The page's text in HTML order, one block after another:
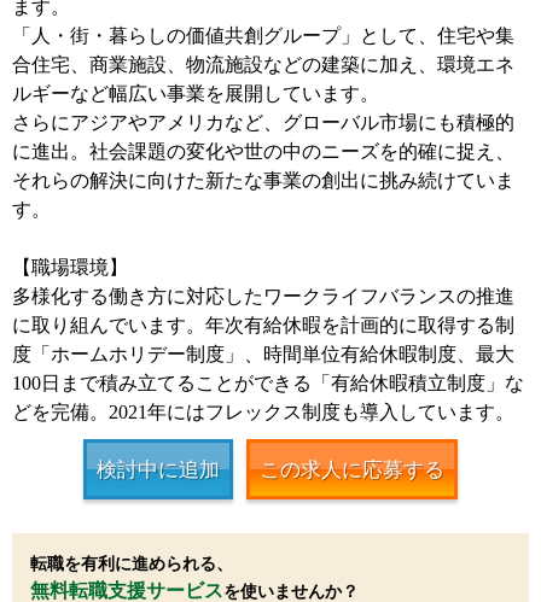
ます。
「人・街・暮らしの価値共創グループ」として、住宅や集
合住宅、商業施設、物流施設などの建築に加え、環境エネ
ルギーなど幅広い事業を展開しています。
さらにアジアやアメリカなど、グローバル市場にも積極的
に進出。社会課題の変化や世の中のニーズを的確に捉え、
それらの解決に向けた新たな事業の創出に挑み続けていま
す。
【職場環境】
多様化する働き方に対応したワークライフバランスの推進
に取り組んでいます。年次有給休暇を計画的に取得する制
度「ホームホリデー制度」、時間単位有給休暇制度、最大
100日まで積み立てることができる「有給休暇積立制度」な
どを完備。2021年にはフレックス制度も導入しています。
検討中に追加 この求人に応募する
転職を有利に進められる、
無料転職支援サービスを使いませんか？